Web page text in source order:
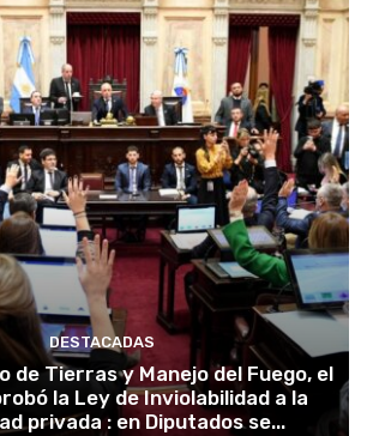
DESTACADAS
de Tierras y Manejo del Fuego, el
la Ley de Inviolabilidad a la
privada : en Diputados se...